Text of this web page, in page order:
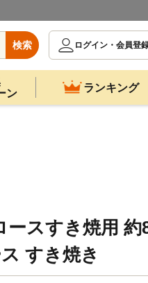
検索
ログイン・会員登
ン
ランキング
スすき焼用 約
すき焼き